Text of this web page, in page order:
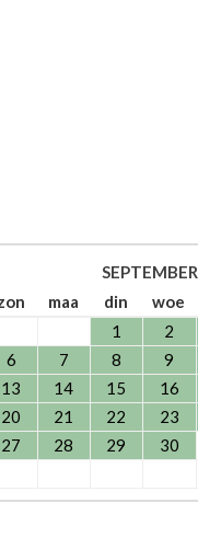
SEPTEMBER
maa din woe
1
2
6
7 8 9
13
14 15 16
20
21 22 23
27
28 29 30